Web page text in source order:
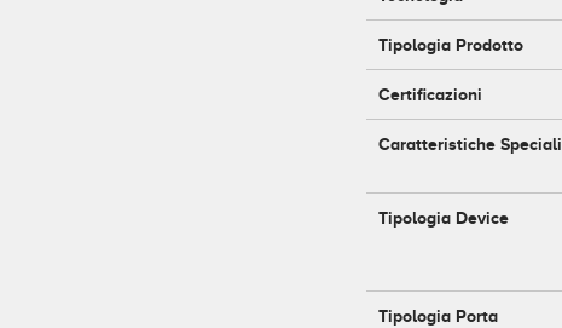
Tipologia Prodotto
Certificazioni
Caratteristiche Speciali
Tipologia Device
Tipologia Porta